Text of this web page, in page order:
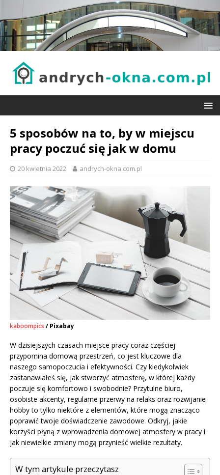
5 sposobów na to, by w miejscu
pracy poczuć się jak w domu
20 kwietnia 2022 andrych-okna.com.pl
kaboompics / Pixabay
W dzisiejszych czasach miejsce pracy coraz częściej
przypomina domową przestrzeń, co jest kluczowe dla
naszego samopoczucia i efektywności. Czy kiedykolwiek
zastanawiałeś się, jak stworzyć atmosferę, w której każdy
poczuje się komfortowo i swobodnie? Przytulne biuro,
osobiste akcenty, regularne przerwy na relaks oraz rozwijanie
hobby to tylko niektóre z elementów, które mogą znacząco
poprawić twoje doświadczenie zawodowe. Odkryj, jakie
korzyści płyną z wprowadzenia domowej atmosfery w pracy i
jak niewielkie zmiany mogą przynieść wielkie rezultaty.
W tym artykule przeczytasz